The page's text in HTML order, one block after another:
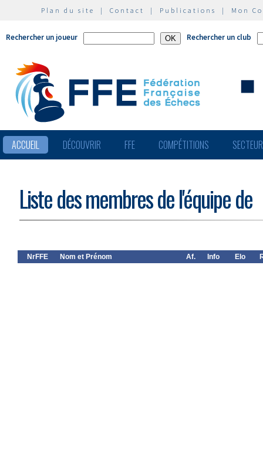
Plan du site | Contact | Publications | Mon
Rechercher un joueur Rechercher un club
ACCUEIL DÉCOUVRIR FFE COMPÉTITIONS
Liste des membres de l'équipe de
NrFFE Nom et Prénom Af. Info Elo